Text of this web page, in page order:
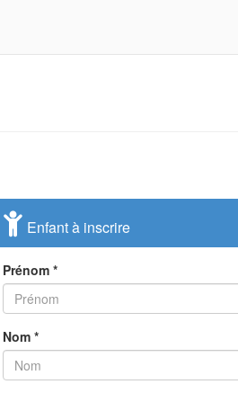
Enfant à inscrire
Prénom *
Nom *